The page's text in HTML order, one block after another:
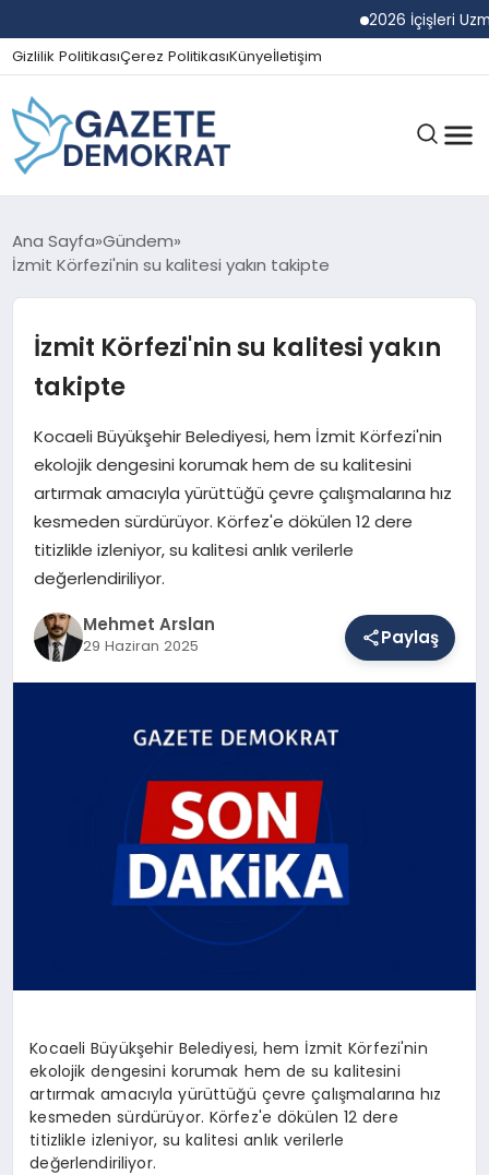
2026 İçişleri Uzman
Gizlilik PolitikasıÇerez PolitikasıKünyeİletişim
GÜNDEM
SPOR
MAGAZIN
SAĞLIK
EĞITIM
Ana Sayfa Gündem
İzmit Körfezi'nin su kalitesi yakın takipte
İzmit Körfezi'nin su kalitesi yakın
takipte
Kocaeli Büyükşehir Belediyesi, hem İzmit Körfezi'nin
ekolojik dengesini korumak hem de su kalitesini
artırmak amacıyla yürüttüğü çevre çalışmalarına hız
kesmeden sürdürüyor. Körfez'e dökülen 12 dere
titizlikle izleniyor, su kalitesi anlık verilerle
değerlendiriliyor.
Mehmet Arslan
29 Haziran 2025 Paylaş
Kocaeli Büyükşehir Belediyesi, hem İzmit Körfezi'nin
ekolojik dengesini korumak hem de su kalitesini
artırmak amacıyla yürüttüğü çevre çalışmalarına hız
kesmeden sürdürüyor. Körfez'e dökülen 12 dere
titizlikle izleniyor, su kalitesi anlık verilerle
değerlendiriliyor.